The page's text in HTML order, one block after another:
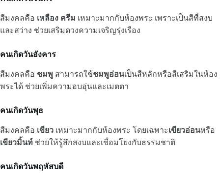
สีมงคลคือ เหลือง ครีม เหมาะมากกับห้องพระ เพราะเป็นสีที่สงบ
และสว่าง ช่วยเสริมดวงความเจริญรุ่งเรือง
คนเกิดวันอังคาร
สีมงคลคือ ชมพู สามารถใช้ชมพูอ่อนเป็นสีหลักหรือสีเสริมในห้อง
พระได้ ช่วยเพิ่มความอบอุ่นและเมตตา
คนเกิดวันพุธ
สีมงคลคือ เขียว เหมาะมากกับห้องพระ โดยเฉพาะเขียวอ่อนหรือ
เขียวมิ้นท์ ช่วยให้รู้สึกสงบและเชื่อมโยงกับธรรมชาติ
คนเกิดวันพฤหัสบดี